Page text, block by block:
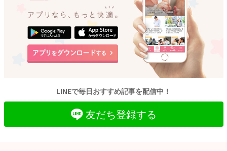
LINEで毎日おすすめ記事を配信中！
友だち登録する